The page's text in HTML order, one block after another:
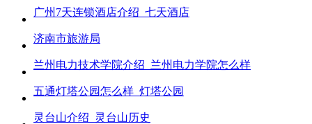
广州7天连锁酒店介绍_七天酒店
济南市旅游局
兰州电力技术学院介绍_兰州电力学院怎么样
五通灯塔公园怎么样_灯塔公园
灵台山介绍_灵台山历史